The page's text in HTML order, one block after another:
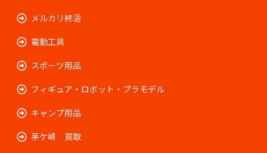
メルカリ終活
電動工具
スポーツ用品
フィギュア・ロボット・プラモデル
キャンプ用品
茅ケ崎 買取